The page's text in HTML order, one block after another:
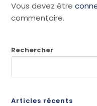
Vous devez être
commentaire.
Rechercher
Articles récents